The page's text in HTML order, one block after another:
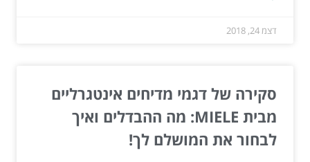
דצמ 24, 2018
סקירה של דגמי מדיחים אינטגרליים
מבית MIELE: מה ההבדלים ואיך
לבחור את המושלם לך!